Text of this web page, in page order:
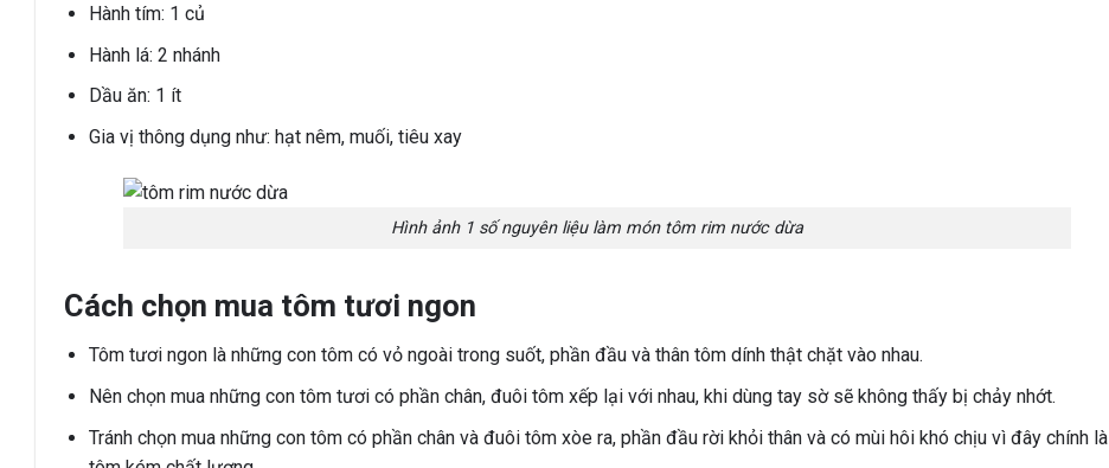
Hành tím: 1 củ
Hành lá: 2 nhánh
Dầu ăn: 1 ít
Gia vị thông dụng như: hạt nêm, muối, tiêu xay
Hình ảnh 1 số nguyên liệu làm món tôm rim nước dừa
Cách chọn mua tôm tươi ngon
Tôm tươi ngon là những con tôm có vỏ ngoài trong suốt, phần đầu và thân tôm dính thật chặt vào nhau.
Nên chọn mua những con tôm tươi có phần chân, đuôi tôm xếp lại với nhau, khi dùng tay sờ sẽ không thấy bị chảy nhớt.
Tránh chọn mua những con tôm có phần chân và đuôi tôm xòe ra, phần đầu rời khỏi thân và có mùi hôi khó chịu vì đây chính là